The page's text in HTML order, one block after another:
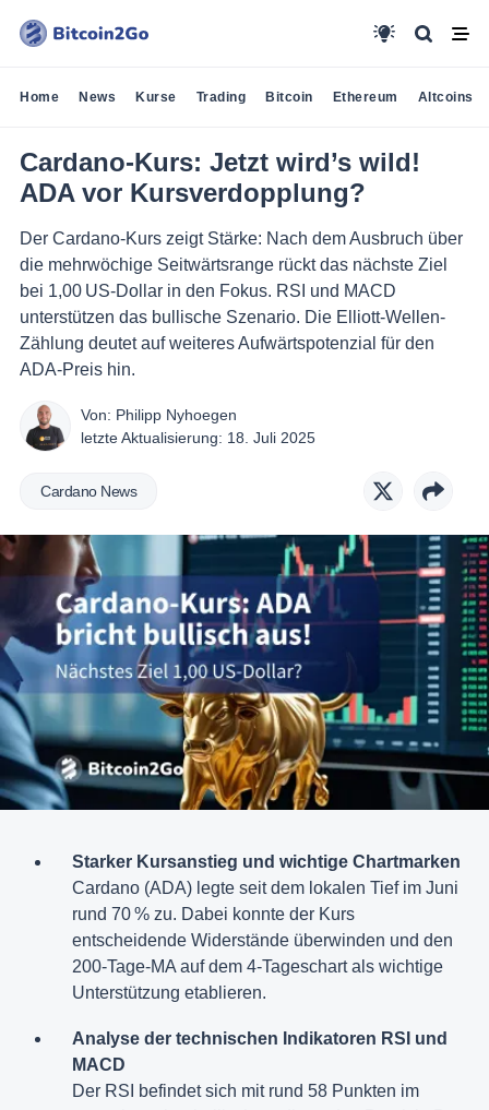
Home News Kurse Trading Bitcoin Ethereum Altcoins
Cardano-Kurs: Jetzt wird’s wild!
ADA vor Kursverdopplung?
Der Cardano-Kurs zeigt Stärke: Nach dem Ausbruch über
die mehrwöchige Seitwärtsrange rückt das nächste Ziel
bei 1,00 US-Dollar in den Fokus. RSI und MACD
unterstützen das bullische Szenario. Die Elliott-Wellen-
Zählung deutet auf weiteres Aufwärtspotenzial für den
ADA-Preis hin.
Von: Philipp Nyhoegen
letzte Aktualisierung: 18. Juli 2025
Cardano News
Starker Kursanstieg und wichtige Chartmarken
Cardano (ADA) legte seit dem lokalen Tief im Juni
rund 70 % zu. Dabei konnte der Kurs
entscheidende Widerstände überwinden und den
200-Tage-MA auf dem 4-Tageschart als wichtige
Unterstützung etablieren.
Analyse der technischen Indikatoren RSI und
MACD
Der RSI befindet sich mit rund 58 Punkten im